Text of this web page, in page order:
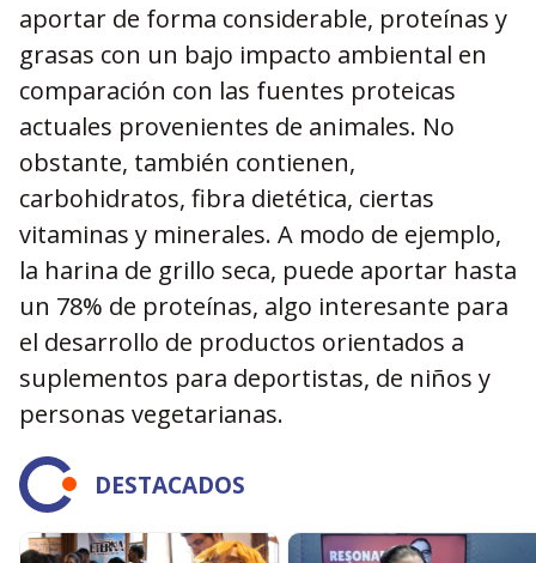
aportar de forma considerable, proteínas y
grasas con un bajo impacto ambiental en
comparación con las fuentes proteicas
actuales provenientes de animales. No
obstante, también contienen,
carbohidratos, fibra dietética, ciertas
vitaminas y minerales. A modo de ejemplo,
la harina de grillo seca, puede aportar hasta
un 78% de proteínas, algo interesante para
el desarrollo de productos orientados a
suplementos para deportistas, de niños y
personas vegetarianas.
DESTACADOS